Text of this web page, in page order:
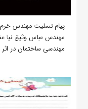
پیام تسلیت مهندس
مهندس عباس وثیق نیا
مهندسی ساختمان در اثر